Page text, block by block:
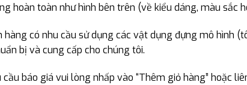
hoàn toàn như hình bên trên (về kiểu dáng, màu sắc
hàng có nhu cầu sử dụng các vật dụng đựng mô hình
bị và cung cấp cho chúng tôi.
cầu báo giá vui lòng nhấp vào “Thêm giỏ hàng” hoặc